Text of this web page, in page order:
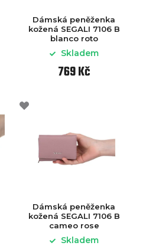
Dámská peněženka
kožená SEGALI 7106 B
blanco roto
Skladem
769 Kč
Dámská peněženka
kožená SEGALI 7106 B
cameo rose
Skladem